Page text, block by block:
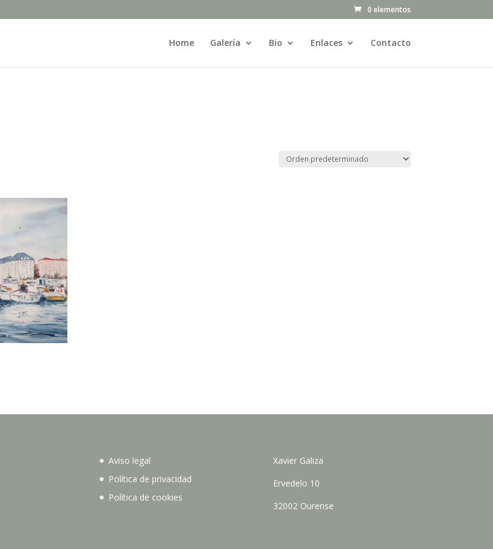
0 elementos
Home Galería Bio Enlaces Contacto
Aviso legal
Política de privacidad
Política de cookies
Xavier Galiza
Ervedelo 10
32002 Ourense